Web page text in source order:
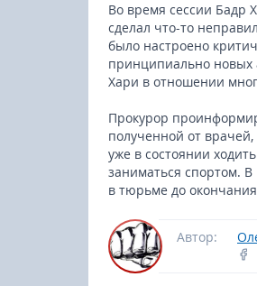
Во время сессии Бадр
сделал что-то
было настроено
принципиально новых
Хари в отношении
Прокурор
полученной от
уже в состоянии
заниматься спортом. В
в тюрьме до
Автор:
23-25.10.2026
Spanish Autumn